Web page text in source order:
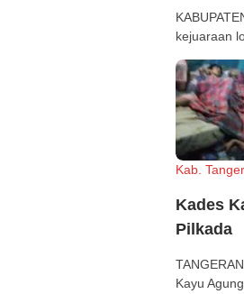
kejuaraan
Kab.
Kades
Pilkada
Kayu